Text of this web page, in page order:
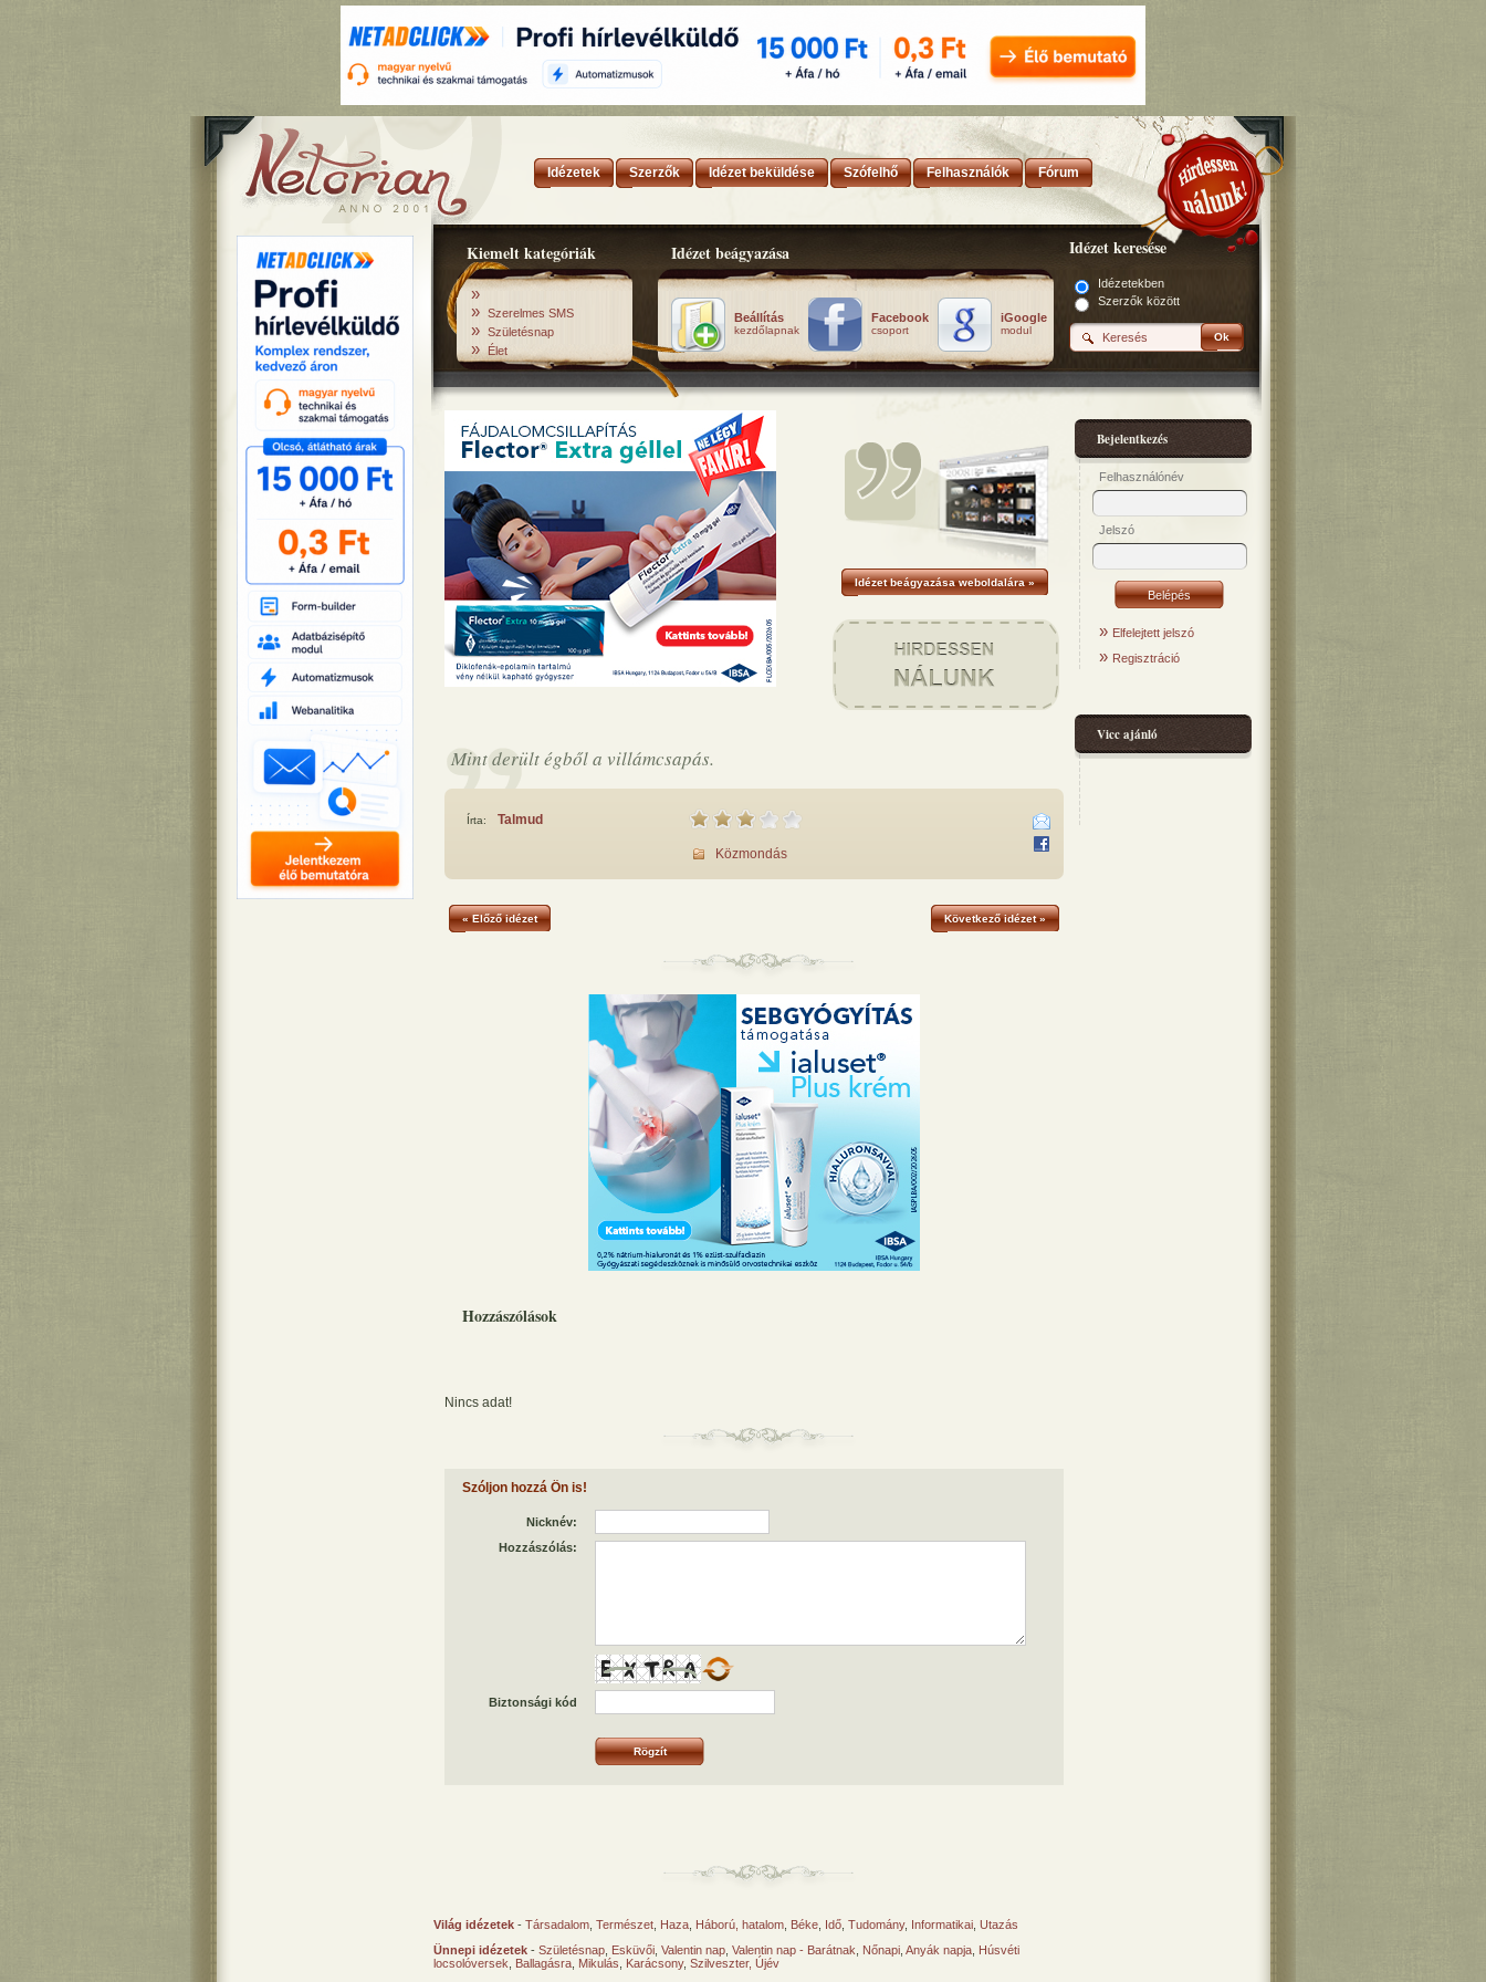
Idézetek Szerzők Idézet beküldése Szófelhő Felhasználók Fórum
Kiemelt kategóriák
»
» Szerelmes SMS
» Születésnap
» Élet
Idézet beágyazása
Beállítás
kezdőlapnak
Facebook
csoport
iGoogle
modul
Idézet keresése
Idézetekben
Szerzők között
Ok
Idézet beágyazása weboldalára »
Mint derült égből a villámcsapás.
Írta: Talmud
Közmondás
« Előző idézet Következő idézet »
Hozzászólások
Nincs adat!
Szóljon hozzá Ön is!
Nicknév:
Hozzászólás:
Biztonsági kód
Világ idézetek - Társadalom Természet Haza Háború, hatalom Béke Idő Tudomány, Informatikai Utazás
Ünnepi idézetek - Születésnap Esküvői Valentin nap Valentin nap - Barátnak Nőnapi Anyák napja Húsvéti
locsolóversek
Ballagásra Mikulás Karácsony, Szilveszter, Újév
Bejelentkezés
Felhasználónév
Jelszó
» Elfelejtett jelszó
» Regisztráció
Vicc ajánló